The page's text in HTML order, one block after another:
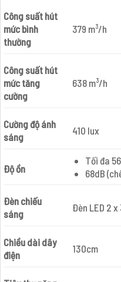
Công suất hút
mức bình
thường
379 m³/h
Công suất hút
mức tăng
cường
638 m³/h
Cường độ ánh
sáng
410 lux
Độ ồn
Tối đa
68dB
Đèn chiếu
sáng
Đèn LED 2 x
Chiều dài dây
điện
130cm